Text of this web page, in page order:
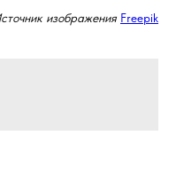
изображения Freepik